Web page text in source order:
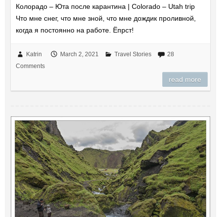
Колорадо – Юта после карантина | Colorado – Utah trip
Что мне снег, что мне зной, что мне дождик проливной,
когда я постоянно на работе. Ёпрст!
Katrin March 2, 2021 Travel Stories
28
Comments
read more